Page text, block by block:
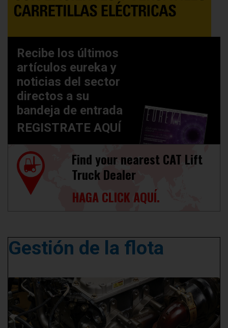
Recibe los últimos
artículos eureka y
noticias del sector
directos a su
bandeja de entrada
REGISTRATE AQUÍ
Find your nearest CAT Lift
Truck Dealer
HAGA CLICK AQUÍ.
Gestión de la flota